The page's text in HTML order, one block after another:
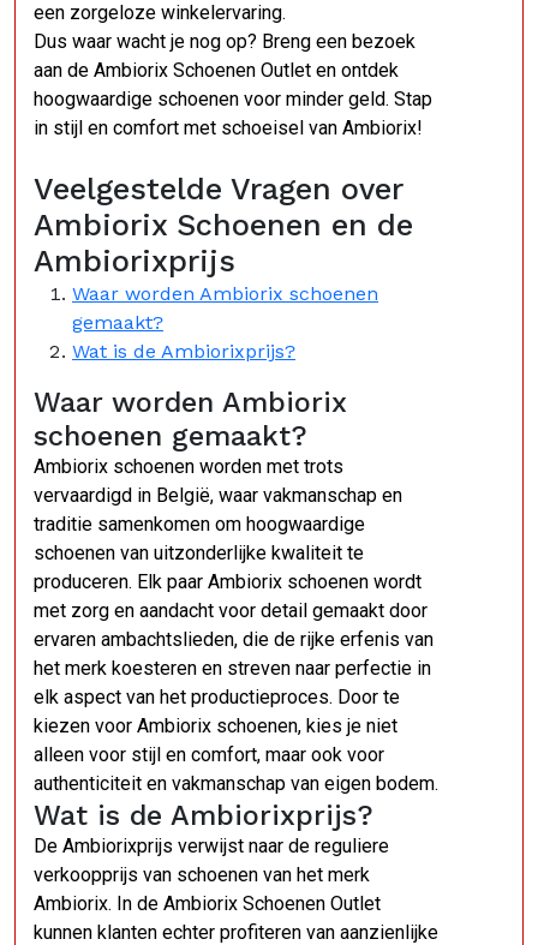
een zorgeloze winkelervaring.
Dus waar wacht je nog op? Breng een bezoek
aan de Ambiorix Schoenen Outlet en ontdek
hoogwaardige schoenen voor minder geld. Stap
in stijl en comfort met schoeisel van Ambiorix!
Veelgestelde Vragen over
Ambiorix Schoenen en de
Ambiorixprijs
Waar worden Ambiorix schoenen
gemaakt?
Wat is de Ambiorixprijs?
Waar worden Ambiorix
schoenen gemaakt?
Ambiorix schoenen worden met trots
vervaardigd in België, waar vakmanschap en
traditie samenkomen om hoogwaardige
schoenen van uitzonderlijke kwaliteit te
produceren. Elk paar Ambiorix schoenen wordt
met zorg en aandacht voor detail gemaakt door
ervaren ambachtslieden, die de rijke erfenis van
het merk koesteren en streven naar perfectie in
elk aspect van het productieproces. Door te
kiezen voor Ambiorix schoenen, kies je niet
alleen voor stijl en comfort, maar ook voor
authenticiteit en vakmanschap van eigen bodem.
Wat is de Ambiorixprijs?
De Ambiorixprijs verwijst naar de reguliere
verkoopprijs van schoenen van het merk
Ambiorix. In de Ambiorix Schoenen Outlet
kunnen klanten echter profiteren van aanzienlijke